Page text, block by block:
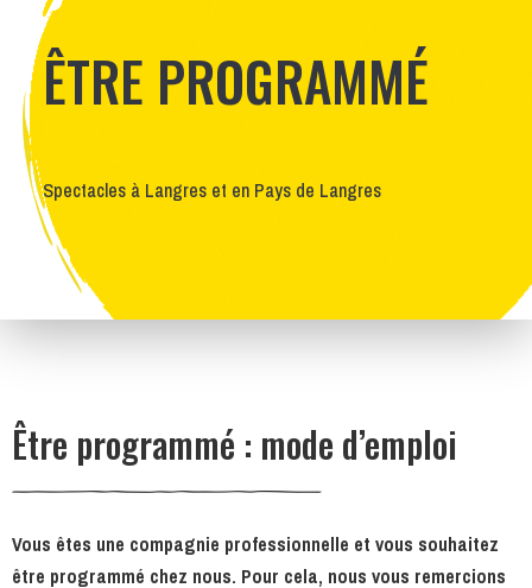
ÊTRE PROGRAMMÉ
Spectacles à Langres et en Pays de Langres
Être programmé : mode d’emploi
Vous êtes une compagnie professionnelle et vous souhaitez
être programmé chez nous. Pour cela, nous vous remercions